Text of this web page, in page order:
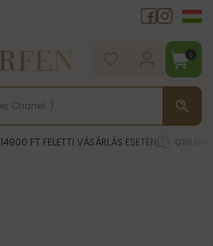
0
14900 FT FELETTI VÁSÁRLÁS ESETÉN